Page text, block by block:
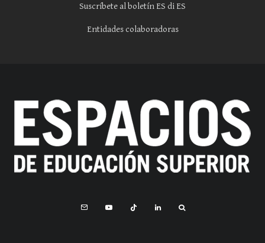
Suscríbete al boletín ES di ES
Entidades colaboradoras